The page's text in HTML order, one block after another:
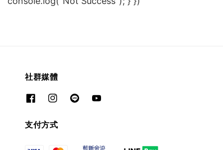
社群媒體
支付方式